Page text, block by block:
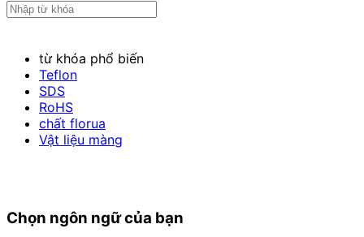
từ khóa phổ biến
Teflon
SDS
RoHS
chất florua
Vật liệu màng
Chọn ngôn ngữ của bạn